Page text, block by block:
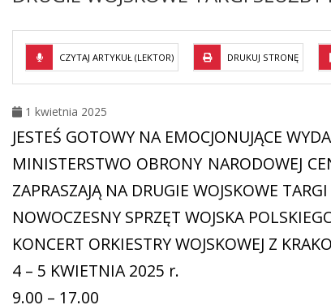
CZYTAJ ARTYKUŁ (LEKTOR) DRUKUJ STRONĘ
1 kwietnia 2025
JESTEŚ GOTOWY NA EMOCJONUJĄCE
MINISTERSTWO OBRONY NARODOWEJ
ZAPRASZAJĄ NA DRUGIE WOJSKOWE
NOWOCZESNY SPRZĘT WOJSKA
KONCERT ORKIESTRY WOJSKOWEJ Z
4 – 5 KWIETNIA 2025 r.
9.00 – 17.00